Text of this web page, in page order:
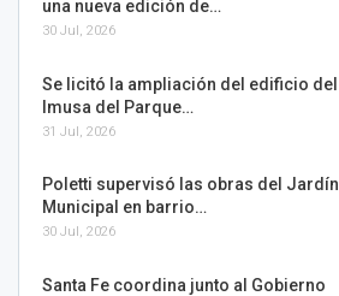
una nueva edición de…
30 Jul, 2026
Se licitó la ampliación del edificio del
Imusa del Parque…
31 Jul, 2026
Poletti supervisó las obras del Jardín
Municipal en barrio…
30 Jul, 2026
Santa Fe coordina junto al Gobierno